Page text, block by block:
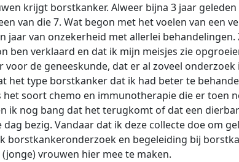
krijgt borstkanker. Alweer bijna 3 jaar geleden
van die 7. Wat begon met het voelen van een
jaar van onzekerheid met allerlei behandelingen.
ben verklaard en dat ik mijn meisjes zie
voor de geneeskunde, dat er al zoveel onderzoek
het type borstkanker dat ik had beter te
het soort chemo en immunotherapie die er toen
ik nog bang dat het terugkomt of dat een
dag bezig. Vandaar dat ik deze collecte doe om
borstkankeronderzoek en begeleiding bij
vrouwen hier mee te maken.